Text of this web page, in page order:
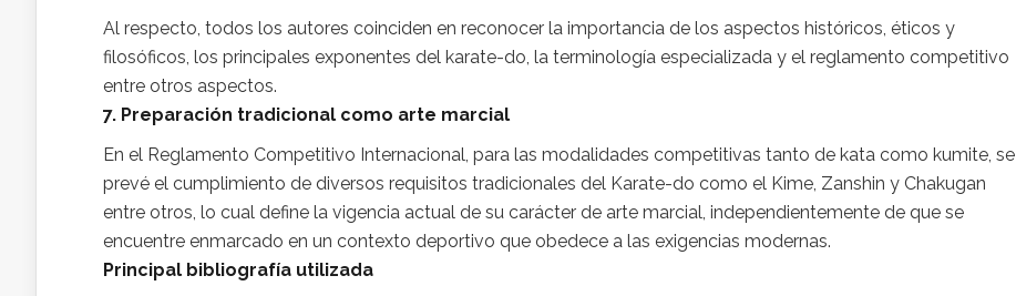
Al respecto, todos los autores coinciden en reconocer la importancia de los aspectos históricos, éticos y
filosóficos, los principales exponentes del karate-do, la terminología especializada y el reglamento competitivo
entre otros aspectos.
7. Preparación tradicional como arte marcial
En el Reglamento Competitivo Internacional, para las modalidades competitivas tanto de kata como kumite, se
prevé el cumplimiento de diversos requisitos tradicionales del Karate-do como el Kime, Zanshin y Chakugan
entre otros, lo cual define la vigencia actual de su carácter de arte marcial, independientemente de que se
encuentre enmarcado en un contexto deportivo que obedece a las exigencias modernas.
Principal bibliografía utilizada